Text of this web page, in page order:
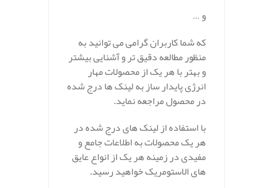
و …
که شما کاربران گرامی می توانید به
منظور مطالعه دقیق تر و آشنایی بیشتر
و بهتر با هر یک از محصولات مهار
انرژی پایدار ساز به لینک ها درج شده
در محصول مراجعه نماید.
با استفاده از لینک های درج شده در
هر یک محصولات به اطلاعات جامع و
مفیدی در زمینه هر یک از انواع عایق
های الاستومریک خواهید رسید.